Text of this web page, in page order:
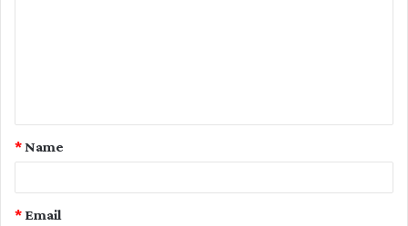
t
Name
*
Email
*